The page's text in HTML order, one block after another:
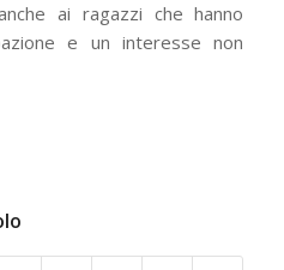
ai ragazzi che hanno
e un interesse non